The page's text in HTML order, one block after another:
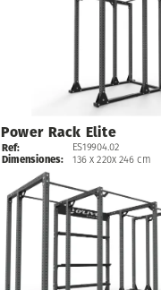
Power Rack Elite
Ref:
Dimensiones:
ES19904.02
136 x 220x 246 cm